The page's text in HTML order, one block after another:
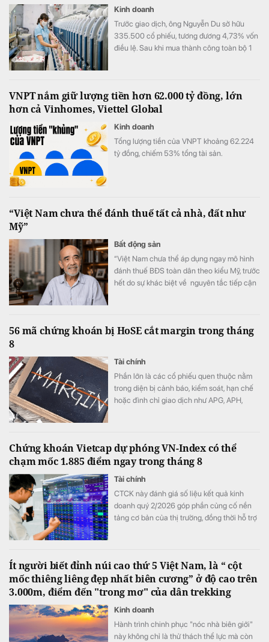
Kinh doanh
Trước giao dịch, ông Nguyễn Du sở hữu
335.500 cổ phiếu, tương đương 4,73% vốn
điều lệ. Sau khi mua thành công toàn bộ 1
VNPT nắm giữ lượng tiền hơn 62.000 tỷ đồng, lớn
hơn cả Vinhomes, Viettel Global
Kinh doanh
Tổng lượng tiền của VNPT khoảng 62.224
tỷ đồng, chiếm 53% tổng tài sản.
“Việt Nam chưa thể đánh thuế tất cả nhà, đất như
Mỹ”
Bất động sản
“Việt Nam chưa thể áp dụng ngay mô hình
đánh thuế BĐS toàn dân theo kiểu Mỹ, trước
hết do sự khác biệt về nguyên tắc tiếp cận
56 mã chứng khoán bị HoSE cắt margin trong tháng
8
Tài chính
Phần lớn là các cổ phiếu quen thuộc nằm
trong diện bị cảnh báo, kiểm soát, hạn chế
hoặc đình chỉ giao dịch như APG, APH,
Chứng khoán Vietcap dự phóng VN-Index có thể
chạm mốc 1.885 điểm ngay trong tháng 8
Tài chính
CTCK này đánh giá số liệu kết quả kinh
doanh quý 2/2026 góp phần củng cố nền
tảng cơ bản của thị trường, đồng thời hỗ trợ
Ít người biết đỉnh núi cao thứ 5 Việt Nam, là “ cột
mốc thiêng liêng đẹp nhất biên cương” ở độ cao trên
3.000m, điểm đến "trong mơ" của dân trekking
Kinh doanh
Hành trình chinh phục "nóc nhà biên giới"
này không chỉ là thử thách thể lực mà còn